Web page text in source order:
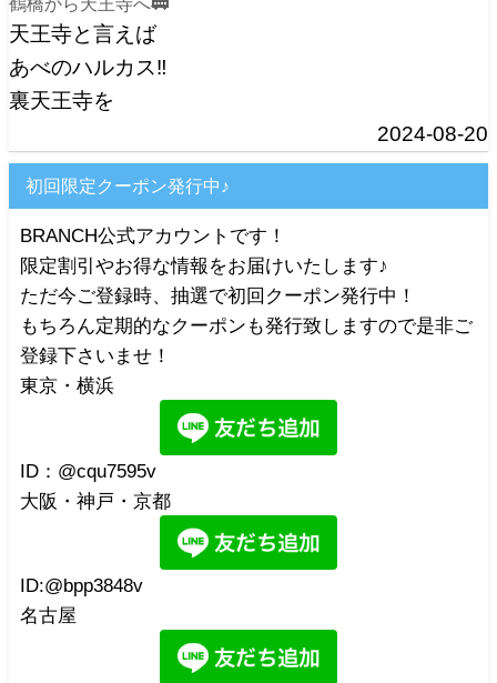
天王寺と言えば
あべのハルカス‼️
裏天王寺を
2024-08-20
初回限定クーポン発行中♪
BRANCH公式アカウントです！
限定割引やお得な情報をお届けいたします♪
ただ今ご登録時、抽選で初回クーポン発行中！
もちろん定期的なクーポンも発行致しますので是非ご
登録下さいませ！
東京・横浜
ID：@cqu7595v
大阪・神戸・京都
ID:@bpp3848v
名古屋